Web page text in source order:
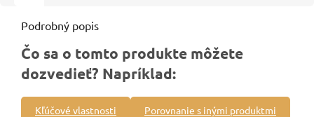
Podrobný popis
Čo sa o tomto produkte môžete
dozvedieť? Napríklad:
Kľúčové vlastnosti Porovnanie s inými produktmi